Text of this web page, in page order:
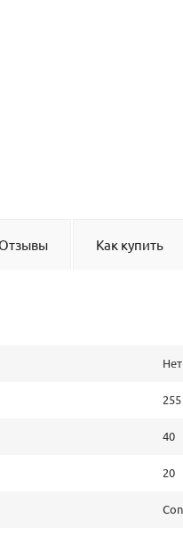
Как купить
Нет
255
40
20